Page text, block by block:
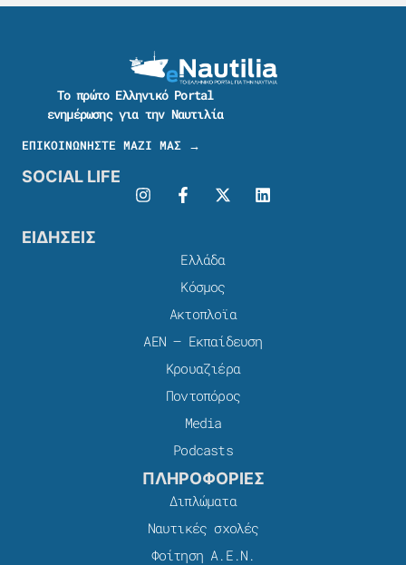
Το πρώτο Ελληνικό Portal
ενημέρωσης για την Ναυτιλία
ΕΠΙΚΟΙΝΩΝΗΣΤΕ ΜΑΖΙ ΜΑΣ →
SOCIAL LIFE
ΕΙΔΗΣΕΙΣ
Ελλάδα
Κόσμος
Ακτοπλοϊα
ΑΕΝ – Εκπαίδευση
Κρουαζιέρα
Ποντοπόρος
Media
Podcasts
ΠΛΗΡΟΦΟΡΙΕΣ
Διπλώματα
Ναυτικές σχολές
Φοίτηση Α.Ε.Ν.